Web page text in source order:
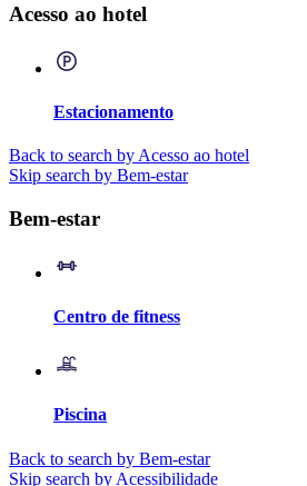
Acesso ao hotel
Estacionamento
Back to search by Acesso ao hotel
Skip search by Bem-estar
Bem-estar
Centro de fitness
Piscina
Back to search by Bem-estar
Skip search by Acessibilidade